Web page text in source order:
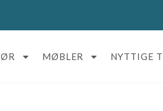
MØBLER NYTTIGE